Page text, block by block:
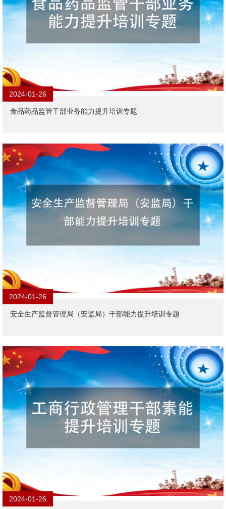
2024-01-26
食品药品监管干部业务能力提升培训专题
2024-01-26
安全生产监督管理局（安监局）干部能力提升培训专题
2024-01-26